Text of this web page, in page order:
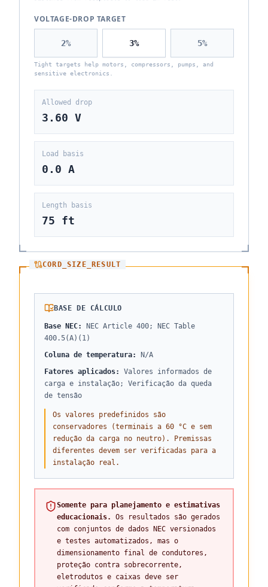
VOLTAGE-DROP TARGET
2% 3% 5%
Tight targets help motors, compressors, pumps, and
sensitive electronics.
Allowed drop
3.60 V
Load basis
0.0 A
Length basis
75 ft
CORD_SIZE_RESULT
BASE DE CÁLCULO
Base NEC:
NEC Article 400; NEC Table
400.5(A)(1)
Coluna de temperatura:
N/A
Fatores aplicados: Valores informados de
carga e instalação; Verificação da queda
de tensão
Os valores predefinidos são
conservadores (terminais a 60 °C e sem
redução da carga no neutro). Premissas
diferentes devem ser verificadas para a
instalação real.
Somente para planejamento e estimativas
educacionais.
Os resultados são gerados
com conjuntos de dados NEC versionados
e testes automatizados, mas o
dimensionamento final de condutores,
proteção contra sobrecorrente,
eletrodutos e caixas deve ser